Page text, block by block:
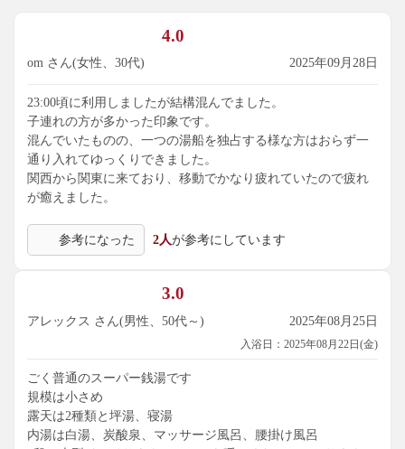
4.0
om さん(女性、30代) 2025年09月28日
23:00頃に利用しましたが結構混んでました。
子連れの方が多かった印象です。
混んでいたものの、一つの湯船を独占する様な方はおらず一
通り入れてゆっくりできました。
関西から関東に来ており、移動でかなり疲れていたので疲れ
が癒えました。
参考になった 2人が参考にしています
3.0
アレックス さん(男性、50代～) 2025年08月25日
入浴日：2025年08月22日(金)
ごく普通のスーパー銭湯です
規模は小さめ
露天は2種類と坪湯、寝湯
内湯は白湯、炭酸泉、マッサージ風呂、腰掛け風呂